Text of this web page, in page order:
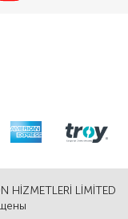
HİZMETLERİ LİMİTED